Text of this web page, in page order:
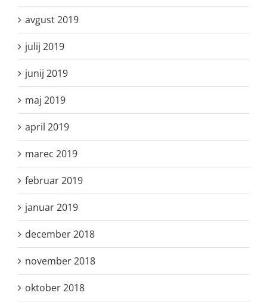
avgust 2019
julij 2019
junij 2019
maj 2019
april 2019
marec 2019
februar 2019
januar 2019
december 2018
november 2018
oktober 2018